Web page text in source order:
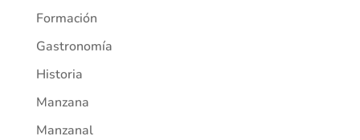
Formación
Gastronomía
Historia
Manzana
Manzanal